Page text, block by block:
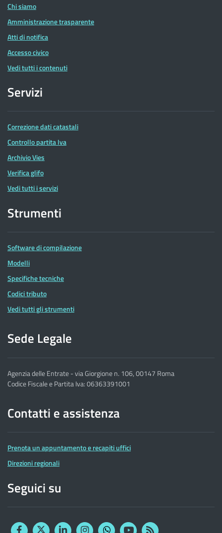
Chi siamo
Amministrazione trasparente
Atti di notifica
Accesso civico
Vedi tutti i contenuti
Servizi
Correzione dati catastali
Controllo partita Iva
Archivio Vies
Verifica glifo
Vedi tutti i servizi
Strumenti
Software di compilazione
Modelli
Specifiche tecniche
Codici tributo
Vedi tutti gli strumenti
Sede Legale
Agenzia delle Entrate - via Giorgione n. 106, 00147 Roma
Codice Fiscale e Partita Iva: 06363391001
Contatti e assistenza
Prenota un appuntamento e recapiti uffici
Direzioni regionali
Seguici su
FacebookTwitterLinkedinInstagram YouTubeRSS